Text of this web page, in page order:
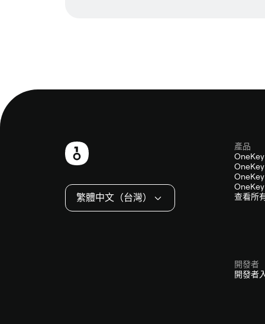
繁體中文（台灣）
產品
查看所
開發者
開發者